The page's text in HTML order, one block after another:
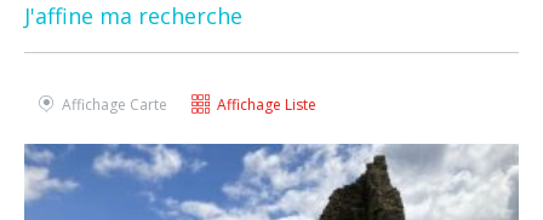
J'affine ma recherche
Affichage Carte Affichage Liste